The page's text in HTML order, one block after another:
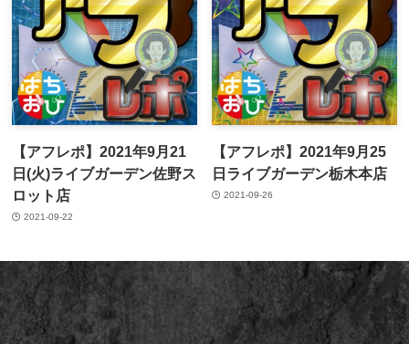
【アフレポ】2021年9月21
日(火)ライブガーデン佐野ス
ロット店
2021-09-22
【アフレポ】2021年9月25
日ライブガーデン栃木本店
2021-09-26